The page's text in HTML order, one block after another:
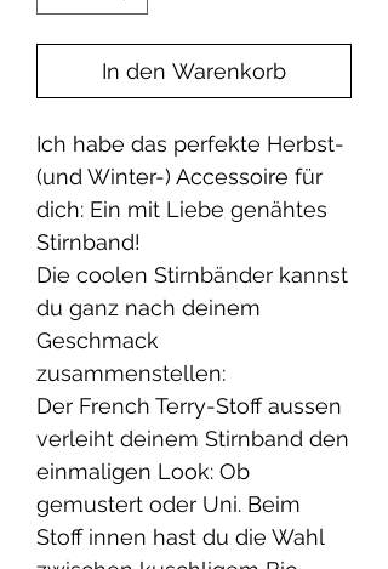
In den Warenkorb
Ich habe das perfekte Herbst-
(und Winter-) Accessoire für
dich: Ein mit Liebe genähtes
Stirnband!
Die coolen Stirnbänder kannst
du ganz nach deinem
Geschmack
zusammenstellen:
Der French Terry-Stoff aussen
verleiht deinem Stirnband den
einmaligen Look: Ob
gemustert oder Uni. Beim
Stoff innen hast du die Wahl